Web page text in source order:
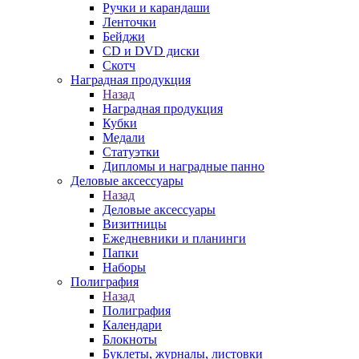
Ручки и карандаши
Ленточки
Бейджи
CD и DVD диски
Скотч
Наградная продукция
Назад
Наградная продукция
Кубки
Медали
Статуэтки
Дипломы и наградные панно
Деловые аксессуары
Назад
Деловые аксессуары
Визитницы
Ежедневники и планинги
Папки
Наборы
Полиграфия
Назад
Полиграфия
Календари
Блокноты
Буклеты, журналы, листовки